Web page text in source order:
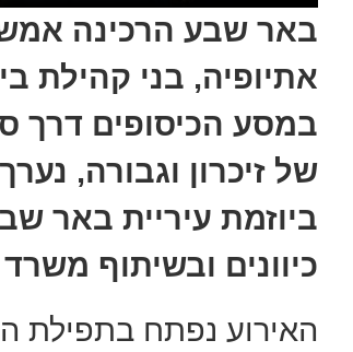
באר שבע הרכינה אמש
אתיופיה, בני קהילת
במסע הכיסופים דרך
של זיכרון וגבורה,
ביוזמת עיריית באר
כיוונים ובשיתוף
האירוע נפתח בתפילת